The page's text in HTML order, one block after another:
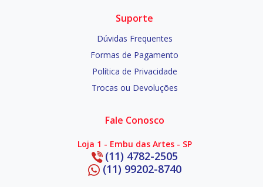
Suporte
Dúvidas Frequentes
Formas de Pagamento
Política de Privacidade
Trocas ou Devoluções
Fale Conosco
Loja 1 - Embu das Artes - SP
(11) 4782-2505
(11) 99202-8740